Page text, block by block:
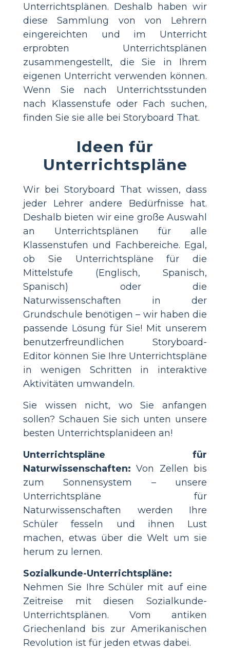
Unterrichtsplänen. Deshalb haben wir
diese Sammlung von von Lehrern
eingereichten und im Unterricht
erprobten Unterrichtsplänen
zusammengestellt, die Sie in Ihrem
eigenen Unterricht verwenden können.
Wenn Sie nach Unterrichtsstunden
nach Klassenstufe oder Fach suchen,
finden Sie sie alle bei Storyboard That.
Ideen für
Unterrichtspläne
Wir bei Storyboard That wissen, dass
jeder Lehrer andere Bedürfnisse hat.
Deshalb bieten wir eine große Auswahl
an Unterrichtsplänen für alle
Klassenstufen und Fachbereiche. Egal,
ob Sie Unterrichtspläne für die
Mittelstufe (Englisch, Spanisch,
Spanisch) oder die
Naturwissenschaften in der
Grundschule benötigen – wir haben die
passende Lösung für Sie! Mit unserem
benutzerfreundlichen Storyboard-
Editor können Sie Ihre Unterrichtspläne
in wenigen Schritten in interaktive
Aktivitäten umwandeln.
Sie wissen nicht, wo Sie anfangen
sollen? Schauen Sie sich unten unsere
besten Unterrichtsplanideen an!
Unterrichtspläne für
Naturwissenschaften: Von Zellen bis
zum Sonnensystem – unsere
Unterrichtspläne für
Naturwissenschaften werden Ihre
Schüler fesseln und ihnen Lust
machen, etwas über die Welt um sie
herum zu lernen.
Sozialkunde-Unterrichtspläne:
Nehmen Sie Ihre Schüler mit auf eine
Zeitreise mit diesen Sozialkunde-
Unterrichtsplänen. Vom antiken
Griechenland bis zur Amerikanischen
Revolution ist für jeden etwas dabei.